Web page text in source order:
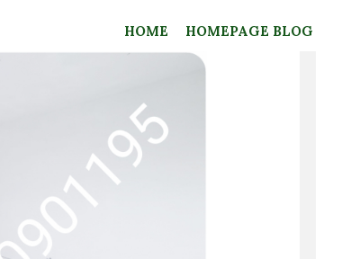
HOME HOMEPAGE BLOG